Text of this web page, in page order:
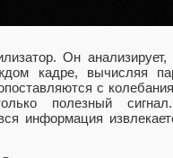
Он
кадре, вычисляя
с
полезный
информация